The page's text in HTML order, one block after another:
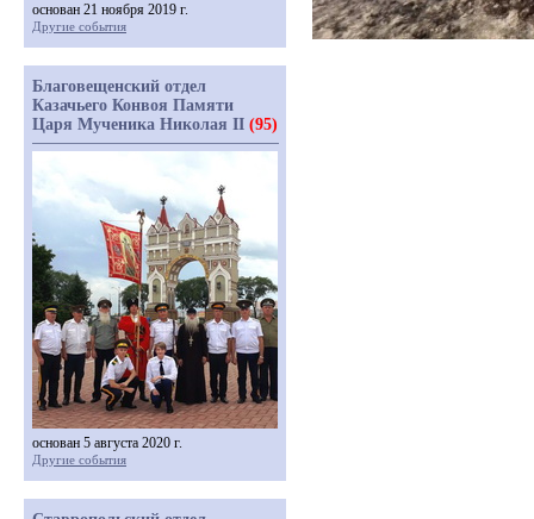
основан 21 ноября 2019 г.
Другие события
Благовещенский отдел
Казачьего Конвоя Памяти
Царя Мученика Николая II (95)
основан 5 августа 2020 г.
Другие события